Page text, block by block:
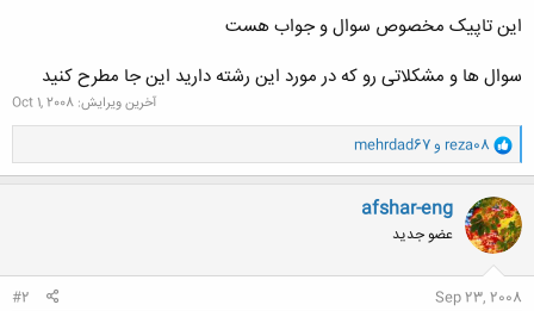
ض
ع
این تاپیک مخصوص سوال و جواب هست
سوال ها و مشکلاتی رو که در مورد این رشته دارید این جا مطرح کنید
آخرین ویرایش: Oct 1, 2008
و
ا
ک
ن
ش
ه
ا
reza08 وmehrdad67
afshar-eng
عضو جدید
Sep 23, 2008
#2